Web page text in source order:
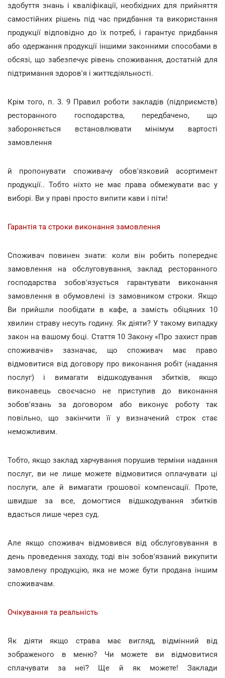
здобуття знань і кваліфікації, необхідних для прийняття
самостійних рішень під час придбання та використання
продукції відповідно до їх потреб, і гарантує придбання
або одержання продукції іншими законними способами в
обсязі, що забезпечує рівень споживання, достатній для
підтримання здоров'я і життєдіяльності.
Крім того, п. 3. 9 Правил роботи закладів (підприємств)
ресторанного господарства, передбачено, що
забороняється встановлювати мінімум вартості
замовлення
й пропонувати споживачу обов'язковий асортимент
продукції.. Тобто ніхто не має права обмежувати вас у
виборі. Ви у праві просто випити кави і піти!
Гарантія та строки виконання замовлення
Споживач повинен знати: коли він робить попереднє
замовлення на обслуговування, заклад ресторанного
господарства зобов'язується гарантувати виконання
замовлення в обумовлені із замовником строки. Якщо
Ви прийшли пообідати в кафе, а замість обіцяних 10
хвилин страву несуть годину. Як діяти? У такому випадку
закон на вашому боці. Стаття 10 Закону «Про захист прав
споживачів» зазначає, що споживач має право
відмовитися від договору про виконання робіт (надання
послуг) і вимагати відшкодування збитків, якщо
виконавець своєчасно не приступив до виконання
зобов'язань за договором або виконує роботу так
повільно, що закінчити її у визначений строк стає
неможливим.
Тобто, якщо заклад харчування порушив терміни надання
послуг, ви не лише можете відмовитися оплачувати ці
послуги, але й вимагати грошової компенсації. Проте,
швидше за все, домогтися відшкодування збитків
вдасться лише через суд.
Але якщо споживач відмовився від обслуговування в
день проведення заходу, тоді він зобов'язаний викупити
замовлену продукцію, яка не може бути продана іншим
споживачам.
Очікування та реальність
Як діяти якщо страва має вигляд, відмінний від
зображеного в меню? Чи можете ви відмовитися
сплачувати за неї? Ще й як можете! Заклади